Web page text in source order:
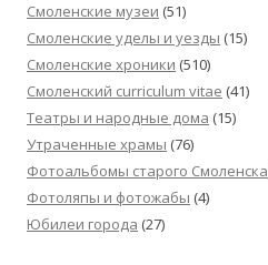
Смоленские музеи (51)
Смоленские уделы и уезды (15)
Смоленские хроники (510)
Смоленский сurriculum vitae (41)
Театры и народные дома (15)
Утраченные храмы (76)
Фотоальбомы старого Смоленска
Фотоляпы и фотожабы (4)
Юбилеи города (27)